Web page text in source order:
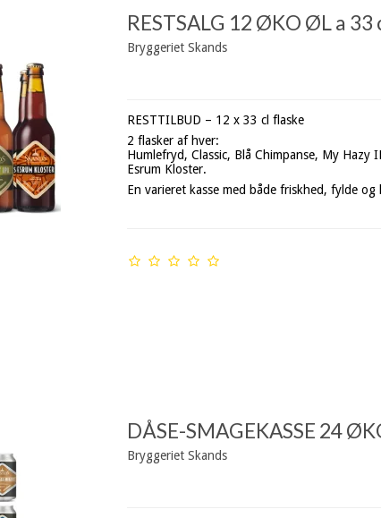
RESTSALG 12 ØKO ØL a 33
Bryggeriet Skands
RESTTILBUD – 12 x 33 cl flaske
2 flasker af hver:
Humlefryd, Classic, Blå Chimpanse, My Hazy
Esrum Kloster.
En varieret kasse med både friskhed, fylde og
DÅSE-SMAGEKASSE 24
Bryggeriet Skands